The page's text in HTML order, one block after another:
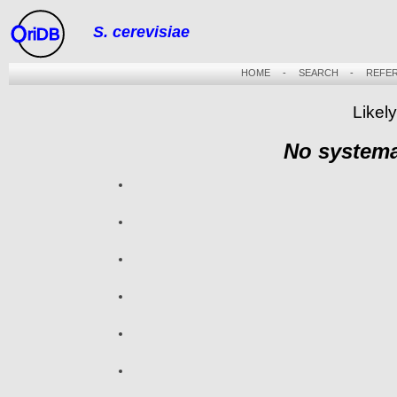
riDB S. cerevisiae
HOME- SEARCH -
No